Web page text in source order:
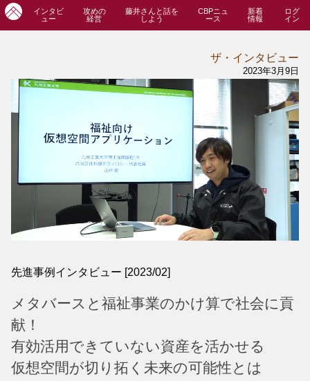
インタビ
ュー
攻めの
経営
藤井さんと話を
しよう
CBPニュ
ース
新着
情報
ログ
イン
ザ・インタビュー
2023年3月9日
先進事例インタビュー [2023/02]
メタバースと福祉事業のかけ算で社会に貢
献！
有効活用できていない資産を活かせる
仮想空間が切り拓く未来の可能性とは